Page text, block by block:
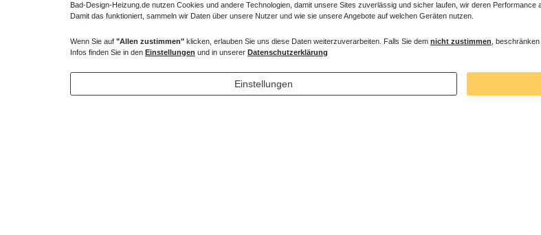
Badewanne Montagewinkel Wandwinkel für die
Auflage der Ränder
34,65 € *
Badewanne Zu- /Ab- / Überlauf Normal - Wanne
204,75 € *
*inkl. ges. MwSt.
Bad-Design-Heizung.de nutzen Cookies und andere Technologien, damit unsere Sites zuverlässig und sicher laufen, wir deren
Damit das funktioniert, sammeln wir Daten über unsere Nutzer und wie sie unsere Angebote auf welchen Geräten nutzen.
Wenn Sie auf "Allen zustimmen" klicken, erlauben Sie uns diese Daten weiterzuverarbeiten. Falls Sie dem nicht zustimmen ,
Infos finden Sie in den Einstellungen und in unserer Datenschutzerklärung
Einstellungen